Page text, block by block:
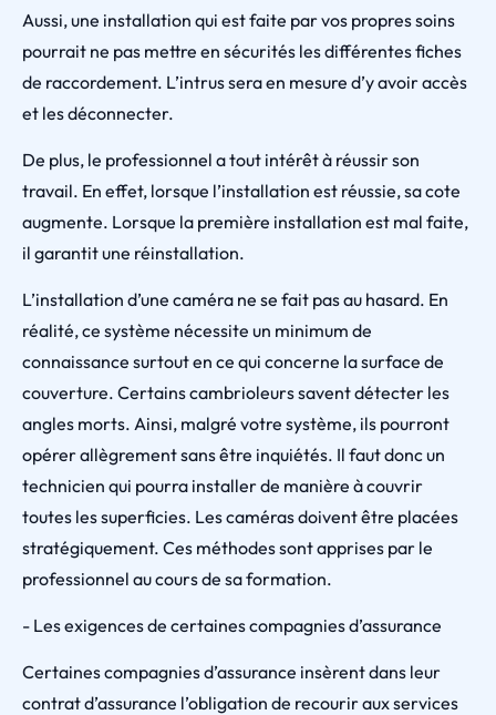
Aussi, une installation qui est faite par vos propres soins
pourrait ne pas mettre en sécurités les différentes fiches
de raccordement. L’intrus sera en mesure d’y avoir accès
et les déconnecter.
De plus, le professionnel a tout intérêt à réussir son
travail. En effet, lorsque l’installation est réussie, sa cote
augmente. Lorsque la première installation est mal faite,
il garantit une réinstallation.
L’installation d’une caméra ne se fait pas au hasard. En
réalité, ce système nécessite un minimum de
connaissance surtout en ce qui concerne la surface de
couverture. Certains cambrioleurs savent détecter les
angles morts. Ainsi, malgré votre système, ils pourront
opérer allègrement sans être inquiétés. Il faut donc un
technicien qui pourra installer de manière à couvrir
toutes les superficies. Les caméras doivent être placées
stratégiquement. Ces méthodes sont apprises par le
professionnel au cours de sa formation.
- Les exigences de certaines compagnies d’assurance
Certaines compagnies d’assurance insèrent dans leur
contrat d’assurance l’obligation de recourir aux services